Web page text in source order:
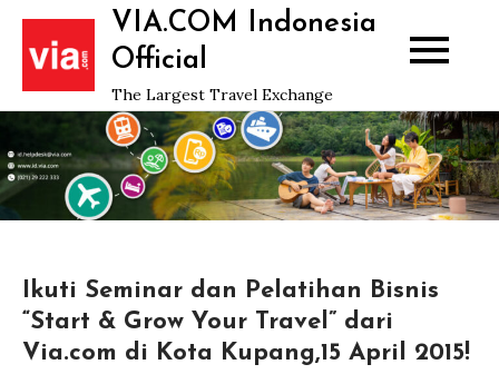
Skip
content
VIA.COM Indonesia
Official
The Largest Travel Exchange
Ikuti Seminar dan Pelatihan Bisnis
“Start & Grow Your Travel” dari
Via.com di Kota Kupang,15 April 2015!